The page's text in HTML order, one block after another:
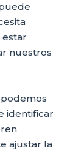
estar
nuestros
podemos
identificar
ajustar la